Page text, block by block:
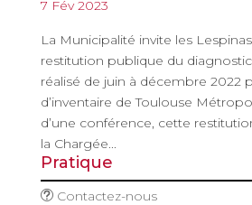
7 Fév 2023
La Municipalité invite les
restitution publique du
réalisé de juin à décembre 2022
d’inventaire de Toulouse
d’une conférence, cette
la Chargée...
Pratique
Contactez-nous